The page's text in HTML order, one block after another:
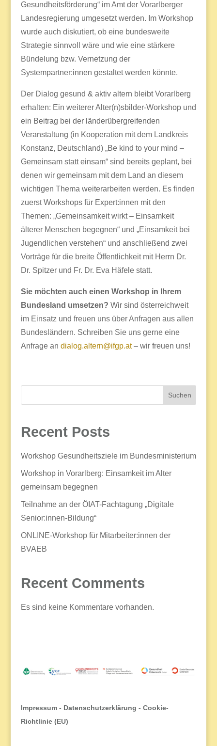
Gesundheitsförderung“ im Amt der Vorarlberger
Landesregierung umgesetzt werden. Im Workshop
wurde auch diskutiert, ob eine bundesweite
Strategie sinnvoll wäre und wie eine stärkere
Bündelung bzw. Vernetzung der
Systempartner:innen gestaltet werden könnte.
Der Dialog gesund & aktiv altern bleibt Vorarlberg
erhalten: Ein weiterer Alter(n)sbilder-Workshop und
ein Beitrag bei der länderübergreifenden
Veranstaltung (in Kooperation mit dem Landkreis
Konstanz, Deutschland) „Be kind to your mind –
Gemeinsam statt einsam“ sind bereits geplant, bei
denen wir gemeinsam mit dem Land an diesem
wichtigen Thema weiterarbeiten werden. Es finden
zuerst Workshops für Expert:innen mit den
Themen: „Gemeinsamkeit wirkt – Einsamkeit
älterer Menschen begegnen“ und „Einsamkeit bei
Jugendlichen verstehen“ und anschließend zwei
Vorträge für die breite Öffentlichkeit mit Herrn Dr.
Dr. Spitzer und Fr. Dr. Eva Häfele statt.
Sie möchten auch einen Workshop in Ihrem
Bundesland umsetzen? Wir sind österreichweit
im Einsatz und freuen uns über Anfragen aus allen
Bundesländern. Schreiben Sie uns gerne eine
Anfrage an dialog.altern@ifgp.at– wir freuen uns!
Suchen
Recent Posts
Workshop Gesundheitsziele im Bundesministerium
Workshop in Vorarlberg: Einsamkeit im Alter
gemeinsam begegnen
Teilnahme an der ÖIAT-Fachtagung „Digitale
Senior:innen-Bildung“
ONLINE-Workshop für Mitarbeiter:innen der
BVAEB
Recent Comments
Es sind keine Kommentare vorhanden.
Impressum- Datenschutzerklärung - Cookie-
Richtlinie (EU)